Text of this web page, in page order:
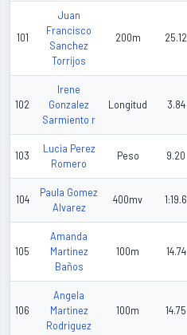
101
Juan
Francisco
Sanchez
Torrijos
200m 25.12
102
Irene
Gonzalez
Sarmiento r
Longitud 3.84
103
Lucia Perez
Romero
Peso 9.20
104
Paula Gomez
Alvarez
400mv 1:19.6
105
Amanda
Martinez
Baños
100m 14.74
106
Angela
Martinez
Rodriguez
100m 14.75